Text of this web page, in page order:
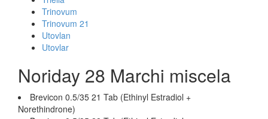
Trinovum
Trinovum 21
Utovlan
Utovlar
Noriday 28 Marchi miscela
Brevicon 0.5/35 21 Tab (Ethinyl Estradiol +
Norethindrone)